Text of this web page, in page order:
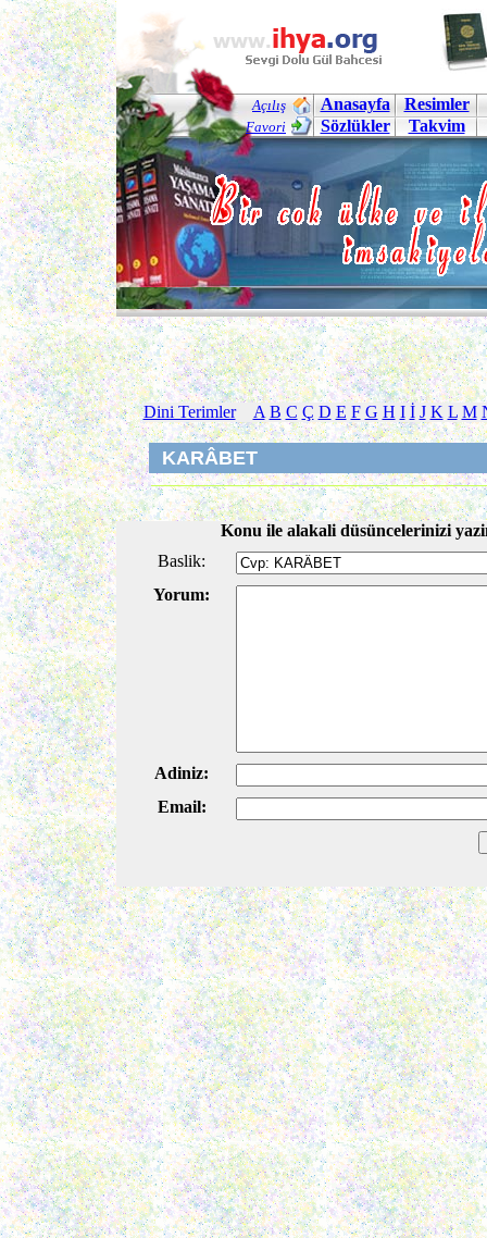
Açılış
Favori
Anasayfa
Resimler
Sözlükler
Takvim
Dini Terimler A B C Ç D E F G H I İ J K L M
KARÂBET
Konu ile alakali düsüncelerinizi
Baslik:
Yorum:
Adiniz:
Email: